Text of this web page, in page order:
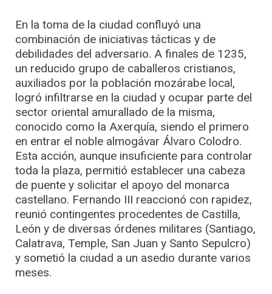
En la toma de la ciudad confluyó una
combinación de iniciativas tácticas y de
debilidades del adversario. A finales de 1235,
un reducido grupo de caballeros cristianos,
auxiliados por la población mozárabe local,
logró infiltrarse en la ciudad y ocupar parte del
sector oriental amurallado de la misma,
conocido como la Axerquía, siendo el primero
en entrar el noble almogávar Álvaro Colodro.
Esta acción, aunque insuficiente para controlar
toda la plaza, permitió establecer una cabeza
de puente y solicitar el apoyo del monarca
castellano. Fernando III reaccionó con rapidez,
reunió contingentes procedentes de Castilla,
León y de diversas órdenes militares (Santiago,
Calatrava, Temple, San Juan y Santo Sepulcro)
y sometió la ciudad a un asedio durante varios
meses.